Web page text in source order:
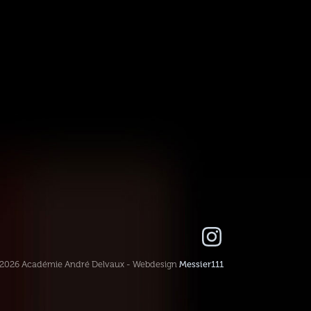
2026 Académie André Delvaux - WebdesignMessier111